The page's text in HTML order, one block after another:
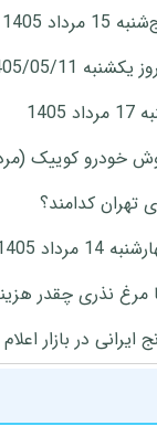
1405
1405/05/11
کوییک (مرداد
کدامند؟
1405
نذری چقدر
در بازار اعلام شد 1405/